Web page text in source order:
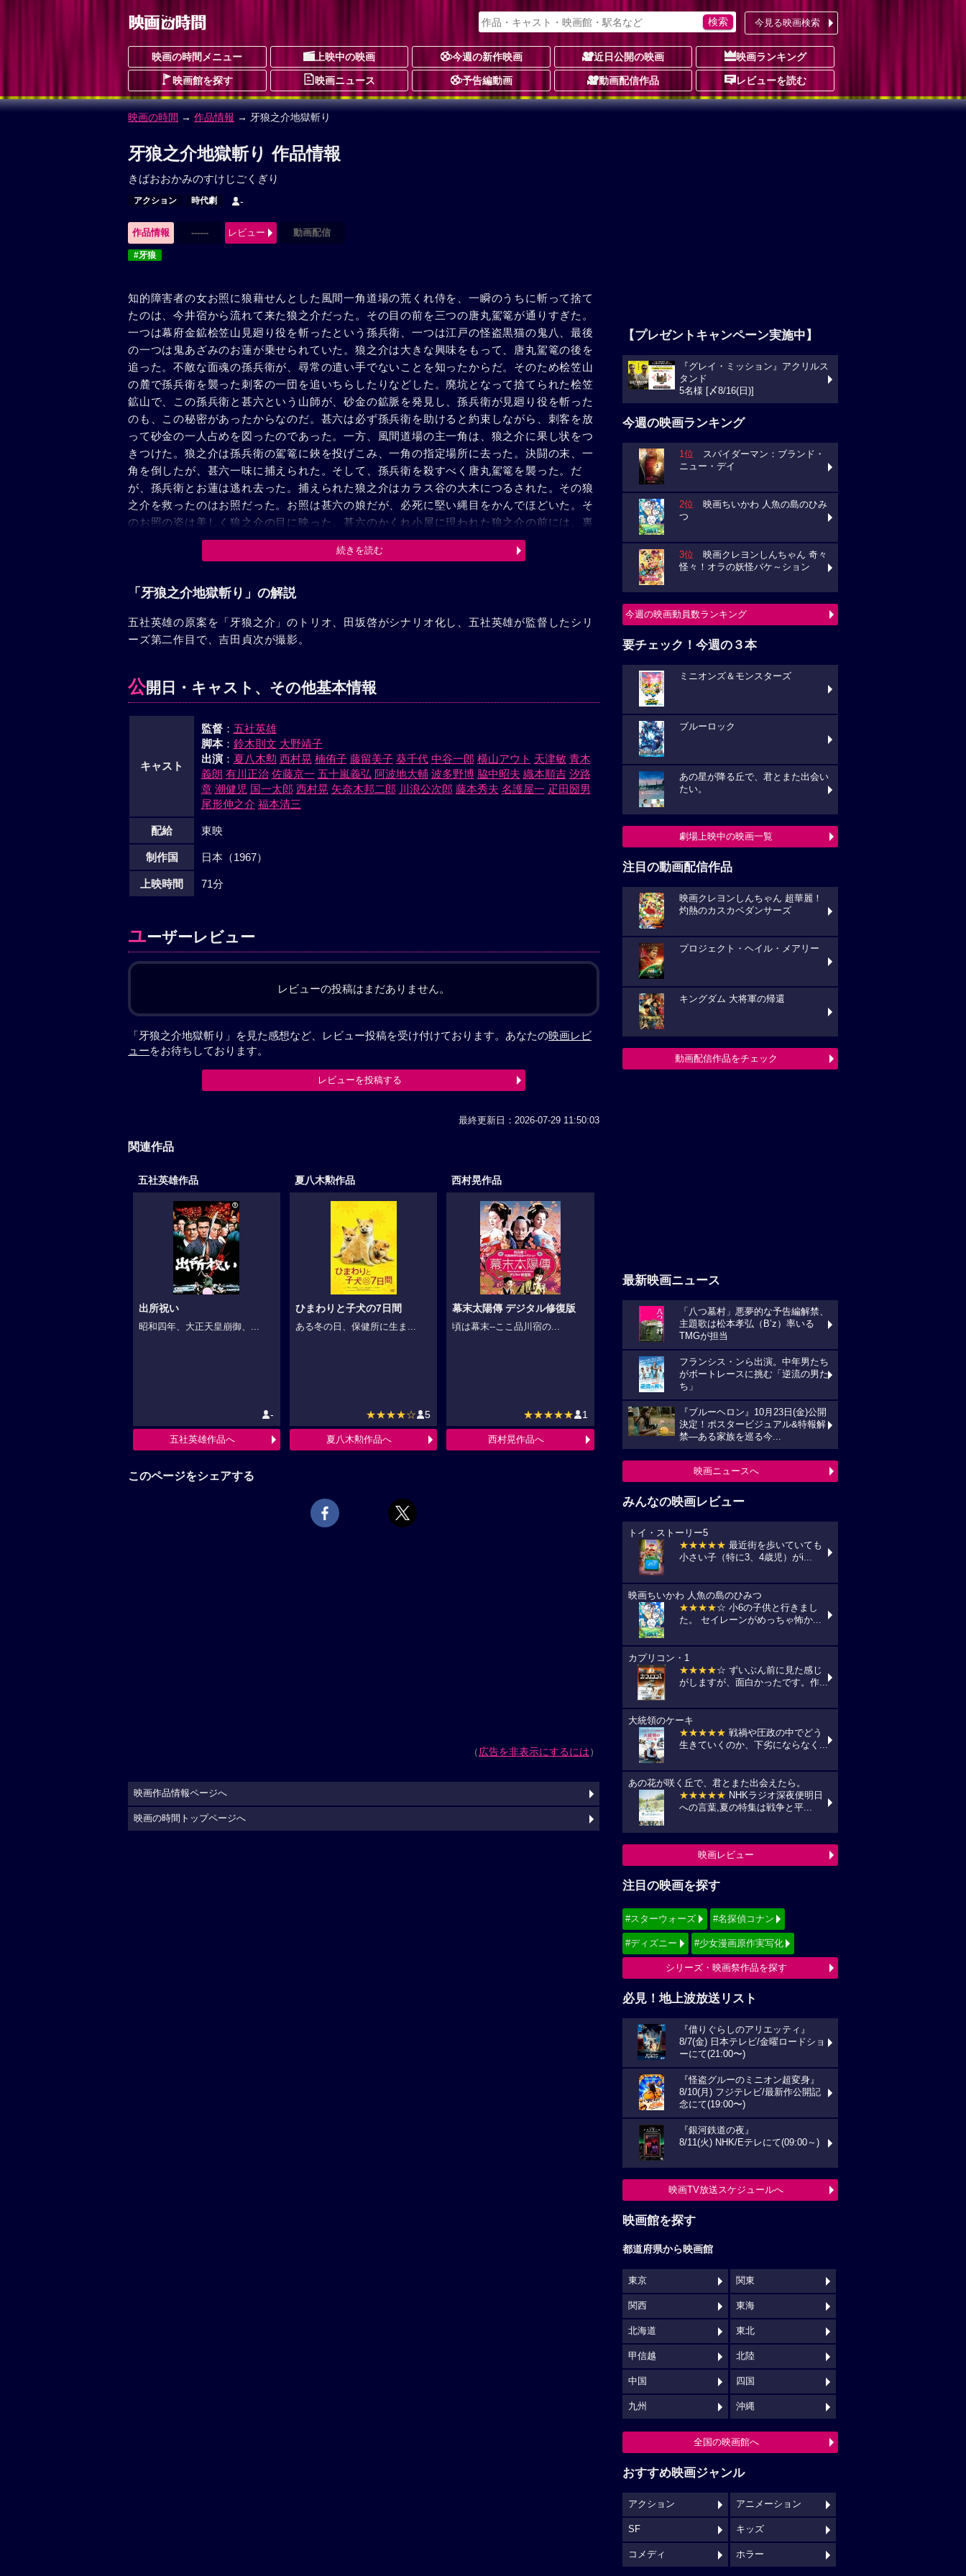
今見る映画検索
映画の時間メニュー 上映中の映画 今週の新作映画 近日公開の映画 映画ランキング
映画館を探す 映画ニュース 予告編動画 動画配信作品 レビューを読む
映画の時間 → 作品情報 → 牙狼之介地獄斬り
牙狼之介地獄斬り 作品情報
きばおおかみのすけじごくぎり
アクション 時代劇 -
作品情報 ------ レビュー 動画配信
#牙狼
知的障害者の女お照に狼藉せんとした風間一角道場の荒くれ侍を、一瞬のうちに斬って捨て
たのは、今井宿から流れて来た狼之介だった。その目の前を三つの唐丸駕篭が通りすぎた。
一つは幕府金鉱桧笠山見廻り役を斬ったという孫兵衛、一つは江戸の怪盗黒猫の鬼八、最後
の一つは鬼あざみのお蓮が乗せられていた。狼之介は大きな興味をもって、唐丸駕篭の後を
追った。不敵な面魂の孫兵衛が、尋常の遣い手でないことを知ったからだ。そのため桧笠山
の麓で孫兵衛を襲った刺客の一団を追いちらしたりなどした。廃坑となって捨てられた桧笠
鉱山で、この孫兵衛と甚六という山師が、砂金の鉱脈を発見し、孫兵衛が見廻り役を斬った
のも、この秘密があったからなのだ。甚六は必ず孫兵衛を助けると約束しながら、刺客を放
って砂金の一人占めを図ったのであった。一方、風間道場の主一角は、狼之介に果し状をつ
きつけた。狼之介は孫兵衛の駕篭に鋏を投げこみ、一角の指定場所に去った。決闘の末、一
角を倒したが、甚六一味に捕えられた。そして、孫兵衛を殺すべく唐丸駕篭を襲った。だ
が、孫兵衛とお蓮は逃れ去った。捕えられた狼之介はカラス谷の大木につるされた。その狼
之介を救ったのはお照だった。お照は甚六の娘だが、必死に堅い縄目をかんでほどいた。そ
のお照の姿は美しく狼之介の目に映った。甚六のかくれ小屋に現われた狼之介の前には、裏
切りへの復讐、黄金へのすさまじい執念に青白く燃えて、幽鬼のような孫兵衛の姿があっ
た。甚六を斬り、その情婦お辰を斬り、甚六の息子一郎太、三郎太を斬り裂き、狼之介の制
鉛色の空に影さす魔の山、桧笠山は、狼之介という無頼の浪人を主人公にして、赤裸々な人
続きを読む
「牙狼之介地獄斬り」の解説
五社英雄の原案を「牙狼之介」のトリオ、田坂啓がシナリオ化し、五社英雄が監督したシリ
ーズ第二作目で、吉田貞次が撮影。
公開日・キャスト、その他基本情報
キャスト
監督： 五社英雄
脚本： 鈴木則文 大野靖子
出演： 夏八木勲 西村晃 楠侑子 藤留美子 葵千代 中谷一郎 横山アウト 天津敏 青木
義朗 有川正治 佐藤京一 五十嵐義弘 阿波地大輔 波多野博 脇中昭夫 織本順吉 汐路
章 潮健児 国一太郎 西村晃 矢奈木邦二郎 川浪公次郎 藤本秀夫 名護屋一 疋田圀男
尾形伸之介 福本清三
配給 東映
制作国 日本（1967）
上映時間 71分
ユーザーレビュー
レビューの投稿はまだありません。
「牙狼之介地獄斬り」を見た感想など、レビュー投稿を受け付けております。あなたの映画レビ
ューをお待ちしております。
レビューを投稿する
最終更新日：2026-07-29 11:50:03
関連作品
五社英雄作品
出所祝い
昭和四年、大正天皇崩御、...
-
五社英雄作品へ
夏八木勲作品
ひまわりと子犬の7日間
ある冬の日、保健所に生ま...
★★★★☆ 5
夏八木勲作品へ
西村晃作品
幕末太陽傳 デジタル修復版
頃は幕末--ここ品川宿の...
★★★★★ 1
西村晃作品へ
このページをシェアする
（広告を非表示にするには）
【プレゼントキャンペーン実施中】
『グレイ・ミッション』アクリルス
タンド
5名様 [〆8/16(日)]
今週の映画ランキング
1位 スパイダーマン：ブランド・
ニュー・デイ
2位 映画ちいかわ 人魚の島のひみ
つ
3位 映画クレヨンしんちゃん 奇々
怪々！オラの妖怪バケ～ション
今週の映画動員数ランキング
要チェック！今週の３本
ミニオンズ＆モンスターズ
ブルーロック
あの星が降る丘で、君とまた出会い
たい。
劇場上映中の映画一覧
注目の動画配信作品
映画クレヨンしんちゃん 超華麗！
灼熱のカスカベダンサーズ
プロジェクト・ヘイル・メアリー
キングダム 大将軍の帰還
動画配信作品をチェック
最新映画ニュース
「八つ墓村」悪夢的な予告編解禁、
主題歌は松本孝弘（B’z）率いる
TMGが担当
フランシス・ンら出演。中年男たち
がボートレースに挑む「逆流の男た
ち」
『ブルーヘロン』10月23日(金)公開
決定！ポスタービジュアル&特報解
禁―ある家族を巡る今...
映画ニュースへ
みんなの映画レビュー
トイ・ストーリー5
★★★★★ 最近街を歩いていても
小さい子（特に3、4歳児）がi...
映画ちいかわ 人魚の島のひみつ
★★★★☆ 小6の子供と行きまし
た。 セイレーンがめっちゃ怖か...
カプリコン・1
★★★★☆ ずいぶん前に見た感じ
がしますが、面白かったです。作...
大統領のケーキ
★★★★★ 戦禍や圧政の中でどう
生きていくのか、下劣にならなく...
あの花が咲く丘で、君とまた出会えたら。
★★★★★ NHKラジオ深夜便明日
への言葉,夏の特集は戦争と平...
映画レビュー
注目の映画を探す
#スターウォーズ #名探偵コナン
#ディズニー #少女漫画原作実写化
シリーズ・映画祭作品を探す
必見！地上波放送リスト
『借りぐらしのアリエッティ』
8/7(金) 日本テレビ/金曜ロードショ
ーにて(21:00〜)
『怪盗グルーのミニオン超変身』
8/10(月) フジテレビ/最新作公開記
念にて(19:00〜)
『銀河鉄道の夜』
8/11(火) NHK/Eテレにて(09:00～)
映画TV放送スケジュールへ
映画館を探す
都道府県から映画館
東京 関東
関西 東海
北海道 東北
甲信越 北陸
中国 四国
九州 沖縄
全国の映画館へ
おすすめ映画ジャンル
アクション アニメーション
SF キッズ
コメディ ホラー
映画作品情報ページへ
映画の時間トップページへ